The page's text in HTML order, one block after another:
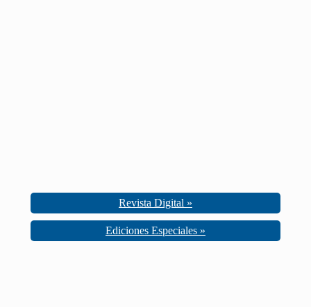
Revista Digital »
Ediciones Especiales »